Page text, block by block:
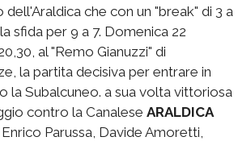
che con un "break" di 3 a
sfida per 9 a 7. Domenica 22
al "Remo Gianuzzi" di
la partita decisiva per entrare in
la Subalcuneo. a sua volta vittoriosa
contro la Canalese ARALDICA
Enrico Parussa, Davide Amoretti,